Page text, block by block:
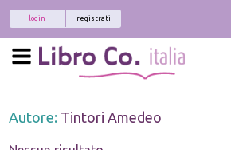
registrati
login
Autore: Tintori Amedeo